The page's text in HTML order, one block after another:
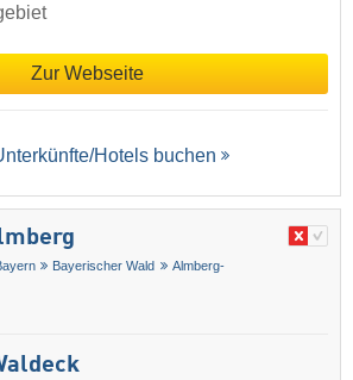
Zur Webseite
Hotels buchen
Bayerischer Wald
Almberg-